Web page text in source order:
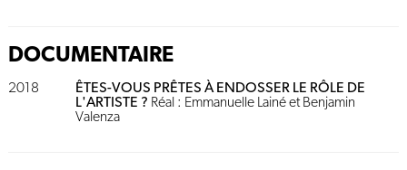
DOCUMENTAIRE
2018
ÊTES-VOUS PRÊTES À ENDOSSER LE RÔLE DE
L'ARTISTE ? Réal : Emmanuelle Lainé et Benjamin
Valenza